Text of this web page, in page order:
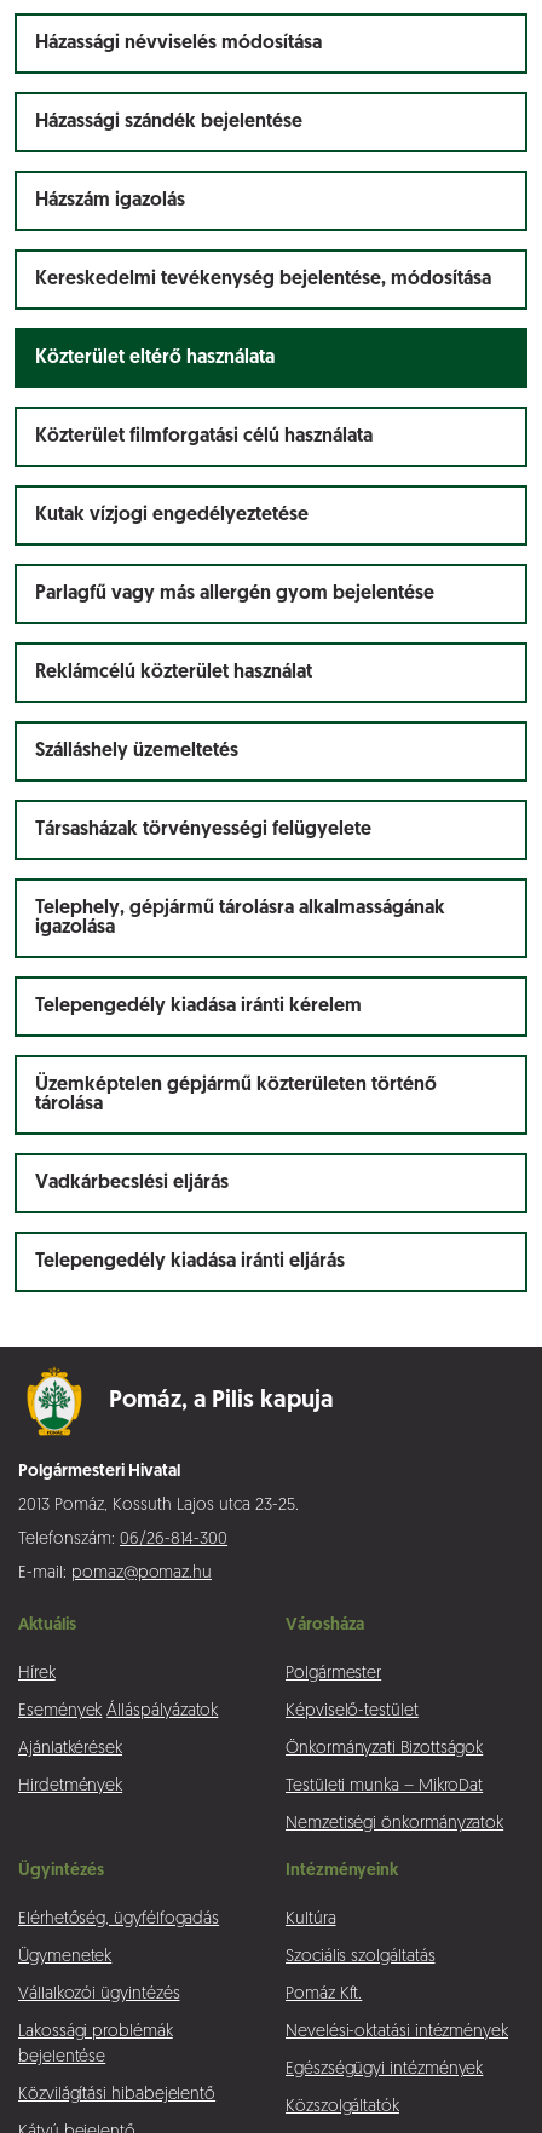
Házassági névviselés módosítása
Házassági szándék bejelentése
Házszám igazolás
Kereskedelmi tevékenység bejelentése, módosítása
Közterület eltérő használata
Közterület filmforgatási célú használata
Kutak vízjogi engedélyeztetése
Parlagfű vagy más allergén gyom bejelentése
Reklámcélú közterület használat
Szálláshely üzemeltetés
Társasházak törvényességi felügyelete
Telephely, gépjármű tárolásra alkalmasságának
igazolása
Telepengedély kiadása iránti kérelem
Üzemképtelen gépjármű közterületen történő
tárolása
Vadkárbecslési eljárás
Telepengedély kiadása iránti eljárás
Pomáz, a Pilis kapuja
Polgármesteri Hivatal
2013 Pomáz, Kossuth Lajos utca 23-25.
Telefonszám: 06/26-814-300
E-mail: pomaz@pomaz.hu
Aktuális
Hírek
Események Álláspályázatok
Ajánlatkérések
Hirdetmények
Városháza
Polgármester
Képviselő-testület
Önkormányzati Bizottságok
Testületi munka – MikroDat
Nemzetiségi önkormányzatok
Ügyintézés
Elérhetőség, ügyfélfogadás
Ügymenetek
Vállalkozói ügyintézés
Lakossági problémák
bejelentése
Közvilágítási hibabejelentő
Intézményeink
Kultúra
Szociális szolgáltatás
Pomáz Kft.
Nevelési-oktatási intézmények
Egészségügyi intézmények
Közszolgáltatók